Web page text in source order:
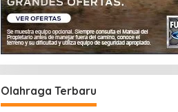
Olahraga Terbaru